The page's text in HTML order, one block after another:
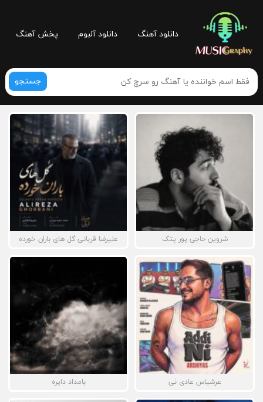
دانلود آهنگ دانلود آلبوم پخش آهنگ
جستجو
شروین حاجی پور پتک علیرضا قربانی گل های باران خورده
عرشیاس عادی نی بامداد دایره